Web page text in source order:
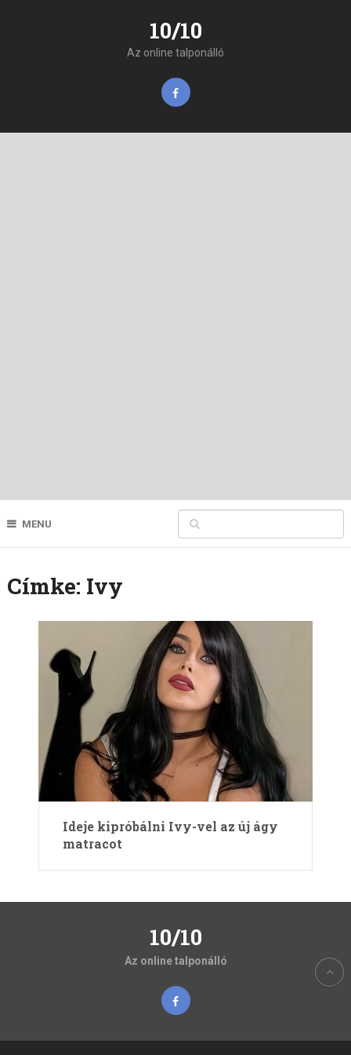
10/10
Az online talponálló
MENU
Címke: Ivy
Ideje kipróbálni Ivy-vel az új ágy
matracot
10/10
Az online talponálló